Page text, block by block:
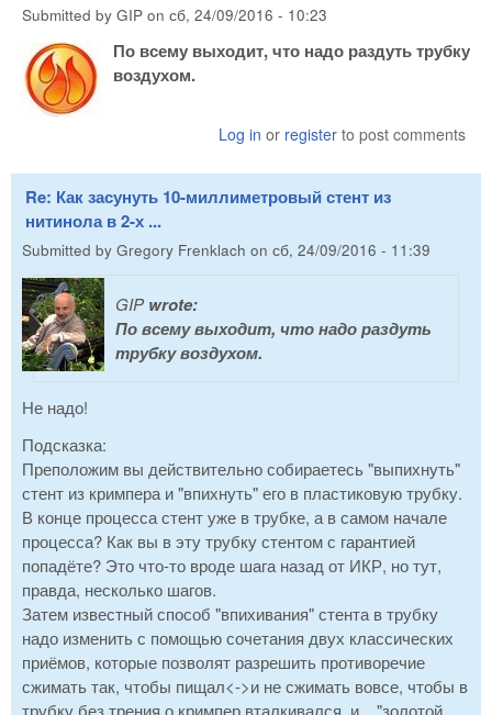
Submitted by GIP on сб, 24/09/2016 - 10:23
По всему выходит, что надо раздуть трубку
воздухом.
Log in or register to post comments
Re: Как засунуть 10-миллиметровый стент из
нитинола в 2-х ...
Submitted by Gregory Frenklach on сб, 24/09/2016 - 11:39
GIPwrote:
По всему выходит, что надо раздуть
трубку воздухом.
Не надо!
Подсказка:
Преположим вы действительно собираетесь "выпихнуть"
стент из кримпера и "впихнуть" его в пластиковую трубку.
В конце процесса стент уже в трубке, а в самом начале
процесса? Как вы в эту трубку стентом с гарантией
попадёте? Это что-то вроде шага назад от ИКР, но тут,
правда, несколько шагов.
Затем известный способ "впихивания" стента в трубку
надо изменить с помощью сочетания двух классических
приёмов, которые позволят разрешить противоречие
сжимать так, чтобы пищал<->и не сжимать вовсе, чтобы в
трубку без трения о кримпер вталкивался, и... "золотой